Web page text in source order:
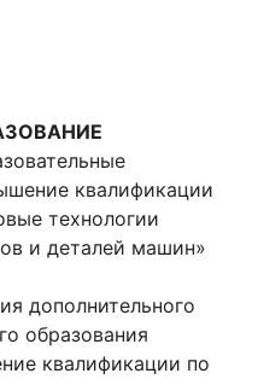
квалификации
технологии
и деталей машин»
дополнительного
образования
квалификации по